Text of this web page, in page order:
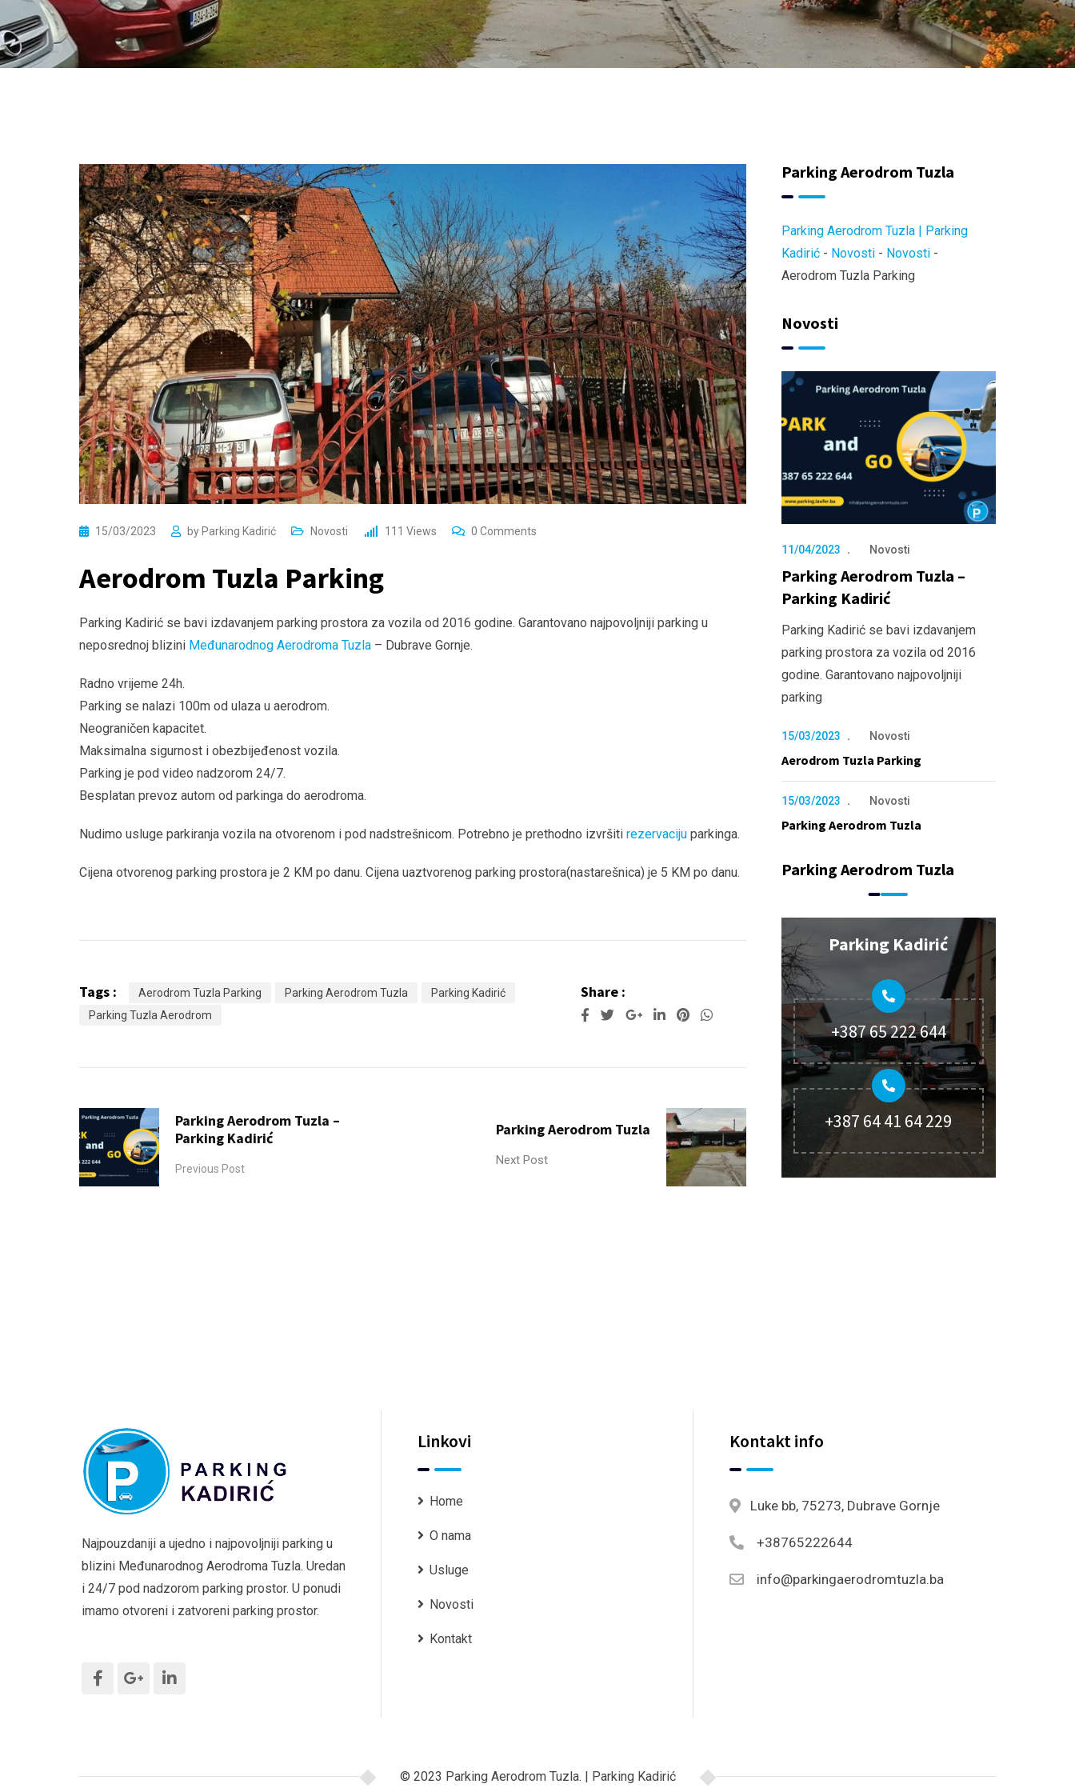
15/03/2023 by Parking Kadirić Novosti 111 Views 0 Comments
Aerodrom Tuzla Parking
Parking Kadirić se bavi izdavanjem parking prostora za vozila od 2016 godine. Garantovano najpovoljniji parking u
neposrednoj blizini Međunarodnog Aerodroma Tuzla – Dubrave Gornje.
Radno vrijeme 24h.
Parking se nalazi 100m od ulaza u aerodrom.
Neograničen kapacitet.
Maksimalna sigurnost i obezbijeđenost vozila.
Parking je pod video nadzorom 24/7.
Besplatan prevoz autom od parkinga do aerodroma.
Nudimo usluge parkiranja vozila na otvorenom i pod nadstrešnicom. Potrebno je prethodno izvršiti rezervaciju parkinga.
Cijena otvorenog parking prostora je 2 KM po danu. Cijena uaztvorenog parking prostora(nastarešnica) je 5 KM po danu.
Tags : Aerodrom Tuzla Parking Parking Aerodrom Tuzla
Parking Kadirić
Parking Tuzla Aerodrom
Share :
Google+LinkedInPinterest
Whatsapp
Parking Aerodrom Tuzla –
Parking Kadirić
Previous Post
Parking Aerodrom Tuzla
Next Post
Parking Aerodrom Tuzla
Parking Aerodrom Tuzla | Parking
Kadirić- Novosti- Novosti-
Aerodrom Tuzla Parking
Novosti
11/04/2023 Novosti
Parking Aerodrom Tuzla –
Parking Kadirić
Parking Kadirić se bavi izdavanjem
parking prostora za vozila od 2016
godine. Garantovano najpovoljniji
parking
15/03/2023 Novosti
Aerodrom Tuzla Parking
15/03/2023 Novosti
Parking Aerodrom Tuzla
Parking Aerodrom Tuzla
Parking Kadirić
+387 65 222 644
+387 64 41 64 229
Najpouzdaniji a ujedno i najpovoljniji parking u
blizini Međunarodnog Aerodroma Tuzla. Uredan
i 24/7 pod nadzorom parking prostor. U ponudi
imamo otvoreni i zatvoreni parking prostor.
Linkovi
Home
O nama
Usluge
Novosti
Kontakt
Kontakt info
Luke bb, 75273, Dubrave Gornje
+38765222644
info@parkingaerodromtuzla.ba
© 2023 Parking Aerodrom Tuzla. | Parking Kadirić